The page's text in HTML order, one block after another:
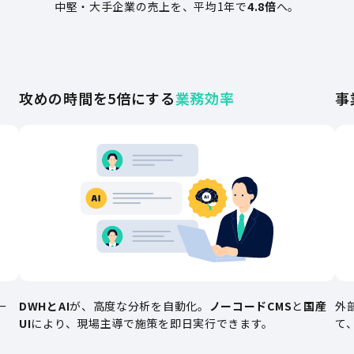
中堅・大手企業の売上を、平均1年で4.8倍へ。
攻めの時間を5倍にする業務効率
DWHとAIが、高度な分析を自動化。 ノーコードCMSと 国産
UIにより、現場主導で施策を即日実行できます。
事
外
て